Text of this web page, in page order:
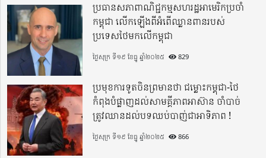
ប្រធានសភាពាណិជ្ជកម្មសហរដ្ឋអាមេរិកប្រចាំ
កម្ពុជា លើកឡើងពីអំពើឈ្លានពានរបស់
ប្រទេសថៃមកលើកម្ពុជា
ថ្ងៃសុក្រ ទី១៩ ខែធ្នូ ឆ្នាំ២០២៥ 829
ប្រមុខការទូតចិនព្រមានថា ជម្លោះកម្ពុជា-ថៃ
កំពុងបំផ្លាញដល់សាមគ្គីភាពអាស៊ាន ចាំបាច់
ត្រូវឈានដល់បទឈប់បាញ់ជាអាទិភាព !
ថ្ងៃសុក្រ ទី១៩ ខែធ្នូ ឆ្នាំ២០២៥ 866